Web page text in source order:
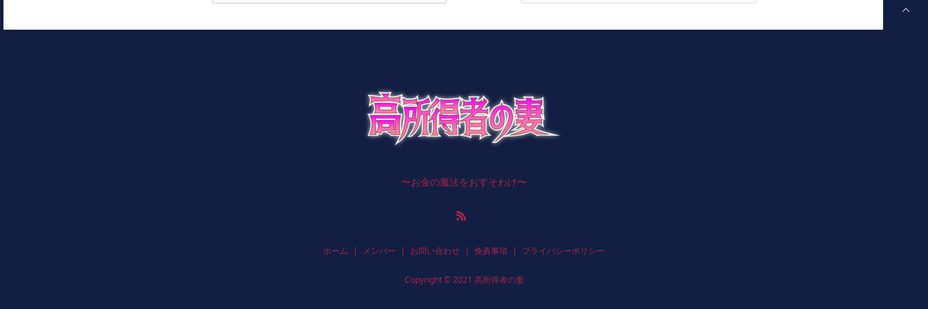
〜お金の魔法をおすそわけ〜
ホーム メンバー お問い合わせ 免責事項 プライバシーポリシー
Copyright © 2021 高所得者の妻